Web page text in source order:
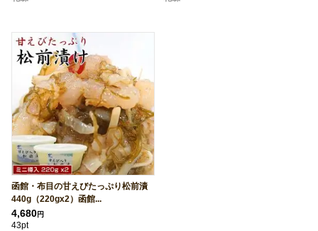
函館・布目の甘えびたっぷり松前漬
440g（220gx2）函館...
4,680円
43pt